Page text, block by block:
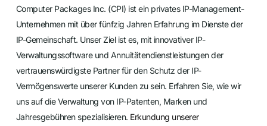
Computer Packages Inc. (CPI) ist ein privates IP-Management-
Unternehmen mit über fünfzig Jahren Erfahrung im Dienste der
IP-Gemeinschaft. Unser Ziel ist es, mit innovativer IP-
Verwaltungssoftware und Annuitätendienstleistungen der
vertrauenswürdigste Partner für den Schutz der IP-
Vermögenswerte unserer Kunden zu sein. Erfahren Sie, wie wir
uns auf die Verwaltung von IP-Patenten, Marken und
Jahresgebühren spezialisieren. Erkundung unserer